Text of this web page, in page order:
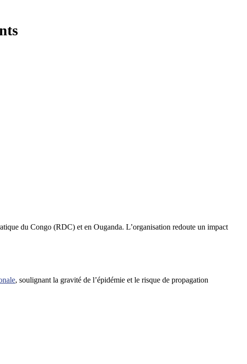
du Congo (RDC) et en Ouganda. L’organisation redoute un impact
, soulignant la gravité de l’épidémie et le risque de propagation